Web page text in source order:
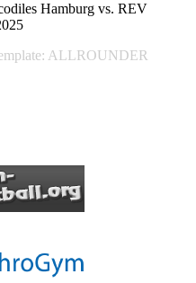
Hamburg vs. REV
ALLROUNDER